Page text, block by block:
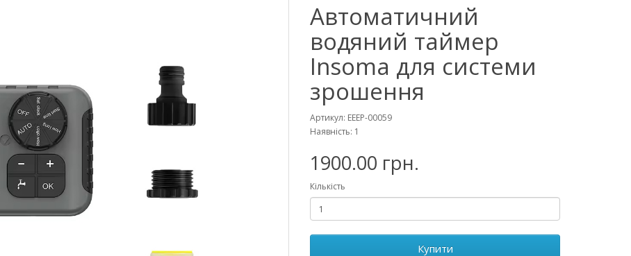
Автоматичний
водяний таймер
Insoma для системи
зрошення
Артикул: EEEP-00059
Наявність: 1
1900.00 грн.
Кількість
Купити